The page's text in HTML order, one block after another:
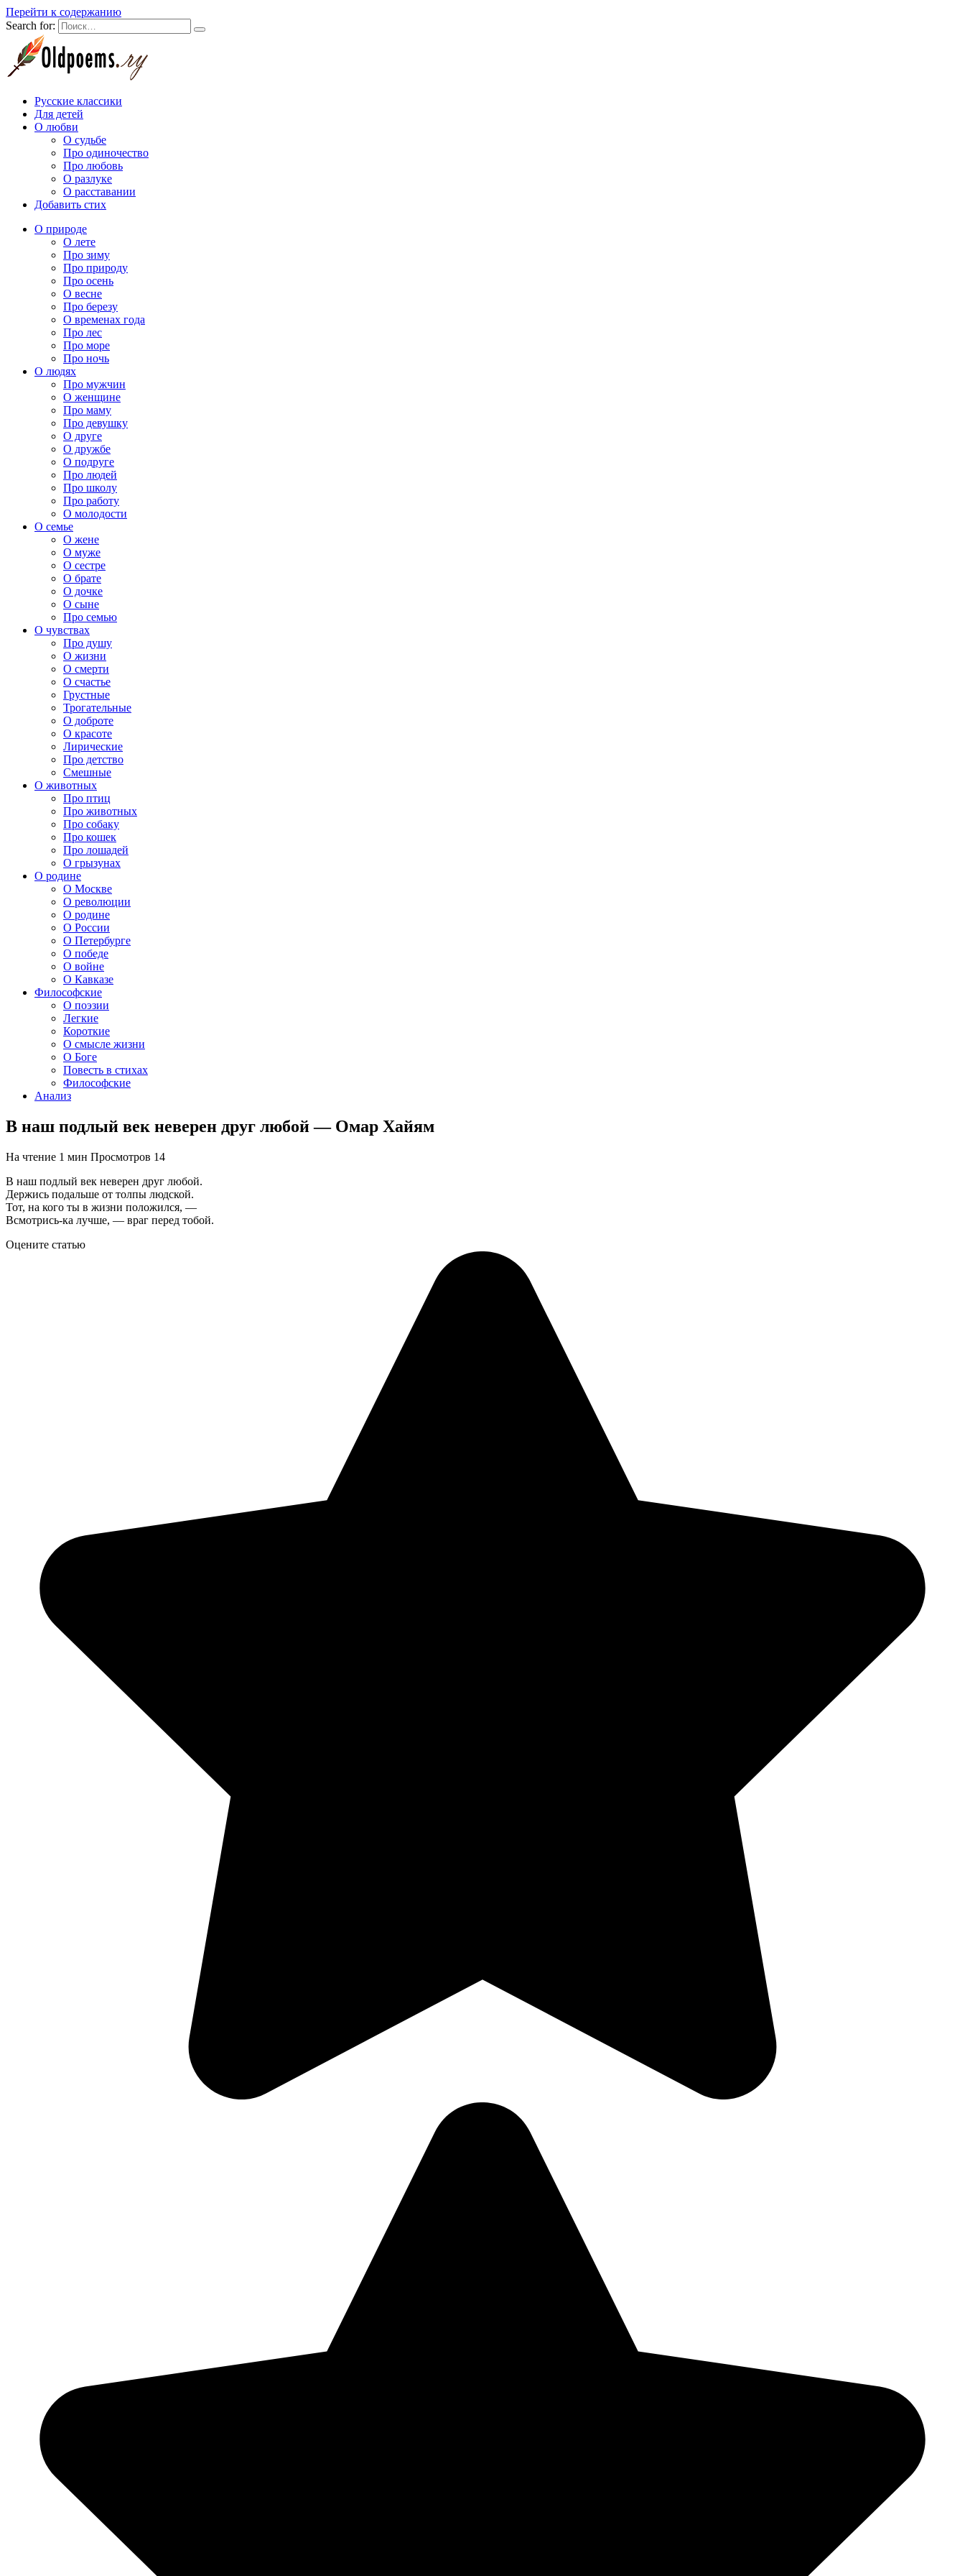
Перейти к содержанию
Search for:
Русские классики
Для детей
О любви
О судьбе
Про одиночество
Про любовь
О разлуке
О расставании
Добавить стих
О природе
О лете
Про зиму
Про природу
Про осень
О весне
Про березу
О временах года
Про лес
Про море
Про ночь
О людях
Про мужчин
О женщине
Про маму
Про девушку
О друге
О дружбе
О подруге
Про людей
Про школу
Про работу
О молодости
О семье
О жене
О муже
О сестре
О брате
О дочке
О сыне
Про семью
О чувствах
Про душу
О жизни
О смерти
О счастье
Грустные
Трогательные
О доброте
О красоте
Лирические
Про детство
Смешные
О животных
Про птиц
Про животных
Про собаку
Про кошек
Про лошадей
О грызунах
О родине
О Москве
О революции
О родине
О России
О Петербурге
О победе
О войне
О Кавказе
Философские
О поэзии
Легкие
Короткие
О смысле жизни
О Боге
Повесть в стихах
Философские
Анализ
В наш подлый век неверен друг любой — Омар Хайям
На чтение 1 мин Просмотров 14
В наш подлый век неверен друг любой.
Держись подальше от толпы людской.
Тот, на кого ты в жизни положился, —
Всмотрись-ка лучше, — враг перед тобой.
Оцените статью